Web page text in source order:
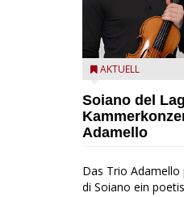
Trio Adamello
AKTUELL
Soiano del
Adamello
Das Trio
di Soiano ein